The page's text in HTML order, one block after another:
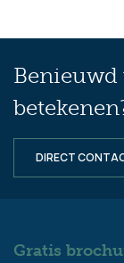
DIRECT
Gratis